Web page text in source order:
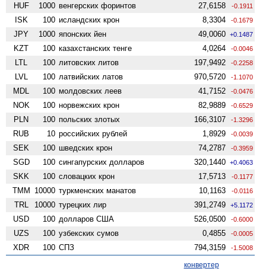
HUF 1000 венгерских форинтов 27,6158 -0.1911
ISK 100 исландских крон 8,3304 -0.1679
JPY 1000 японских йен 49,0060 +0.1487
KZT 100 казахстанских тенге 4,0264 -0.0046
LTL 100 литовских литов 197,9492 -0.2258
LVL 100 латвийских латов 970,5720 -1.1070
MDL 100 молдовских леев 41,7152 -0.0476
NOK 100 норвежских крон 82,9889 -0.6529
PLN 100 польских злотых 166,3107 -1.3296
RUB 10 российских рублей 1,8929 -0.0039
SEK 100 шведских крон 74,2787 -0.3959
SGD 100 сингапурских долларов 320,1440 +0.4063
SKK 100 словацких крон 17,5713 -0.1177
TMM 10000 туркменских манатов 10,1163 -0.0116
TRL 10000 турецких лир 391,2749 +5.1172
USD 100 долларов США 526,0500 -0.6000
UZS 100 узбекских сумов 0,4855 -0.0005
XDR 100 СПЗ 794,3159 -1.5008
конвертер